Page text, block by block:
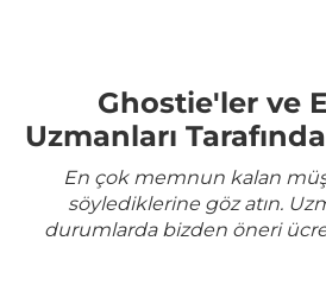
Ghostie'ler ve
Uzmanları
En çok memnun kalan
söylediklerine göz atın.
durumlarda bizden öneri